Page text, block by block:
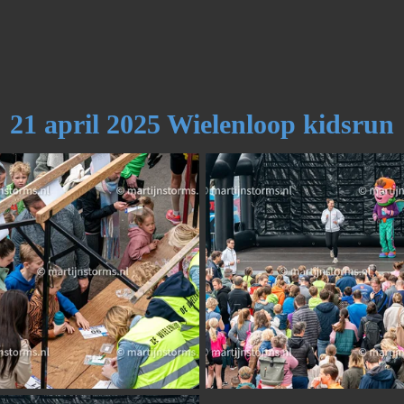
21 april 2025 Wielenloop kidsrun